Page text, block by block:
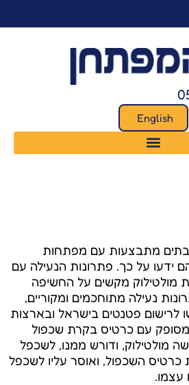
English
לבתים מתבצעות עם מפתחות
ידעו על כך. פתרונות הנעילה עם
מולטילוק מקשים על החשיפה
נעילה מתוחכמים ומקוריים,
לרישום פטנטים בישראל ובארצות
עם כרטיס בקרת שכפול
מולטילוק, ודורש ממנו, לשכפל
השכפול, ואוסר עליו לשכפל